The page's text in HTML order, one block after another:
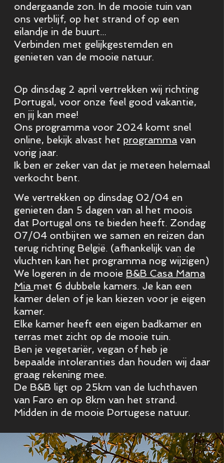
ondergaande zon. In de mooie tuin van
ons verblijf, op het strand of op een
eilandje in de buurt...
Verbinden met gelijkgestemden en
genieten van de mooie natuur.
Op dinsdag 2 april vertrekken wij richting
Portugal, voor onze feel good vakantie,
en jij kan mee!
Ons programma voor 2024 komt snel
online, bekijk alvast het programma van
vorig jaar.
Ik ben er zeker van dat je meteen helemaal
verkocht bent.
We vertrekken op dinsdag 02/04 en
genieten dan 5 dagen van al het moois
dat Portugal ons te bieden heeft. Zondag
07/04 ontbijten we samen en reizen dan
terug richting België. (afhankelijk van de
vluchten kan het programma nog wijzigen)
We logeren in de mooie B&B Casa Mama
Mia met 6 dubbele kamers. Je kan een
kamer delen of je kan kiezen voor je eigen
kamer.
Elke kamer heeft een eigen badkamer en
terras met zicht op de mooie tuin.
Ben je vegetariër, vegan of heb je
bepaalde intoleranties dan houden wij daar
graag rekening mee.
De B&B ligt op 25km van de luchthaven
van Faro en op 8km van het strand.
Midden in de mooie Portugese natuur.